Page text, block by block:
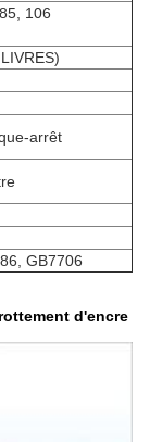
106
arrêt
GB7706
d'encre